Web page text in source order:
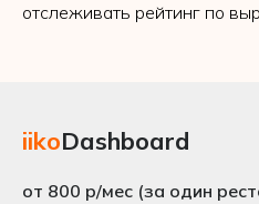
отслеживать рейтинг по
iikoDashboard
от 800 р/мес (за один